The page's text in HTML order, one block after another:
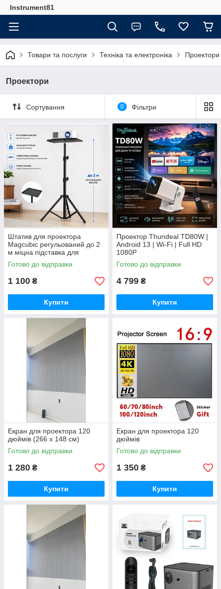
Instrument81
Товари та послуги Техніка та електроніка Проектори
Проектори
Сортування 0 Фільтри
Штатив для проектора
Magcubic регульований до 2
м міцна підставка для
проєктора
Готово до відправки
1 100 ₴
Купити
Проектор Thundeal TD80W |
Android 13 | Wi-Fi | Full HD
1080P
Готово до відправки
4 799 ₴
Купити
Екран для проектора 120
дюймів (266 х 148 см)
Готово до відправки
1 280 ₴
Купити
Екран для проектора 120
дюймів
Готово до відправки
1 350 ₴
Купити